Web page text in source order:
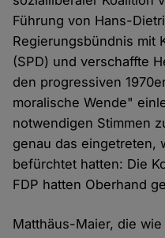
Führung von Hans-
Regierungsbündnis mit
(SPD) und verschaffte
den progressiven
moralische Wende"
notwendigen Stimmen
genau das eingetreten,
befürchtet hatten: Die
FDP hatten Oberhand
Matthäus-Maier, die